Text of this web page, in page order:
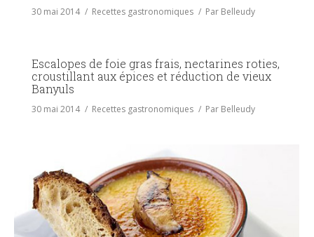
30 mai 2014 Recettes gastronomiques Par Belleudy
Escalopes de foie gras frais, nectarines roties,
croustillant aux épices et réduction de vieux
Banyuls
30 mai 2014 Recettes gastronomiques Par Belleudy